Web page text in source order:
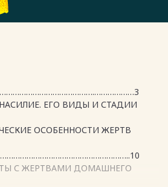
ЕГО ВИДЫ И СТАДИИ
ОСОБЕННОСТИ ЖЕРТВ
С ЖЕРТВАМИ ДОМАШНЕГО